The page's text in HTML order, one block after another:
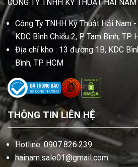
CÔNG TY TNHH KỸ THUẬT HẢI NAM
Công Ty TNHH Kỹ Thuật Hải Nam
KDC Bình Chiểu 2, P. Tam Bình, TP.
Địa chỉ kho : 13 đường 1B, KDC
Bình, TP. HCM
THÔNG TIN LIÊN HỆ
Hotline: 0907.826.239
hainam.sale01@gmail.com